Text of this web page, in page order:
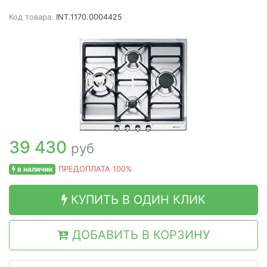
Код товара: INT.1170.0004425
39 430 руб
в наличии ПРЕДОПЛАТА 100%
КУПИТЬ В ОДИН КЛИК
ДОБАВИТЬ В КОРЗИНУ